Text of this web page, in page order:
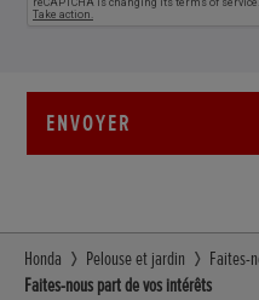
ENVOYER
Honda Pelouse et jardin
Faites-
Faites-nous part de vos intérêts